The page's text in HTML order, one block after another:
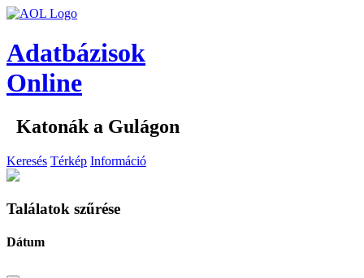
Adatbázisok
Online
Katonák a Gulágon
Keresés Térkép Információ
Találatok szűrése
Dátum